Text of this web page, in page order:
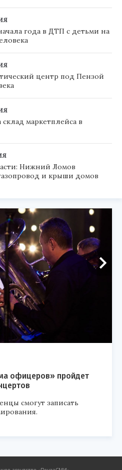
года в ДТП с детьми на
центр под Пензой
маркетплейса в
Нижний Ломов
и крыши домов
офицеров» пройдет
смогут записать